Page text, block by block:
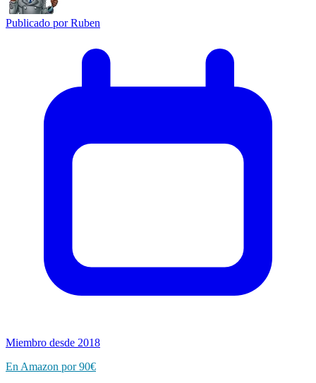
Publicado porRuben
Miembro desde 2018
En Amazon por90€